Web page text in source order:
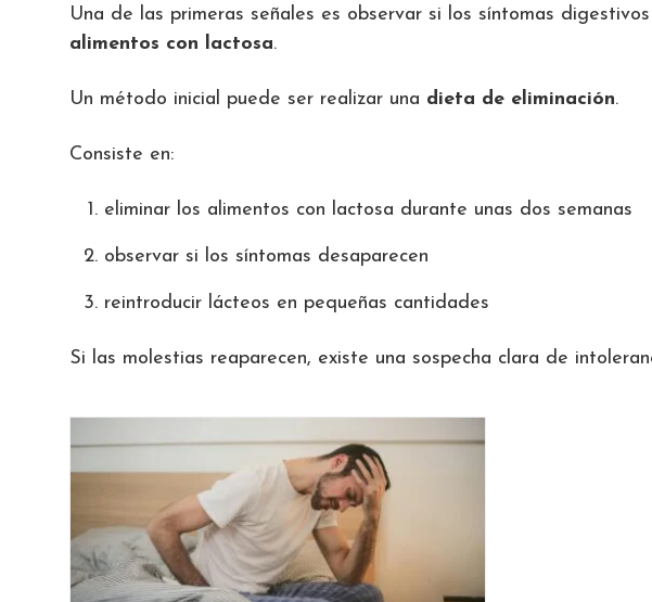
Una de las primeras señales es observar si los síntomas
alimentos con lactosa.
Un método inicial puede ser realizar una dieta de eliminación.
Consiste en:
eliminar los alimentos con lactosa durante unas dos semanas
observar si los síntomas desaparecen
reintroducir lácteos en pequeñas cantidades
Si las molestias reaparecen, existe una sospecha clara de